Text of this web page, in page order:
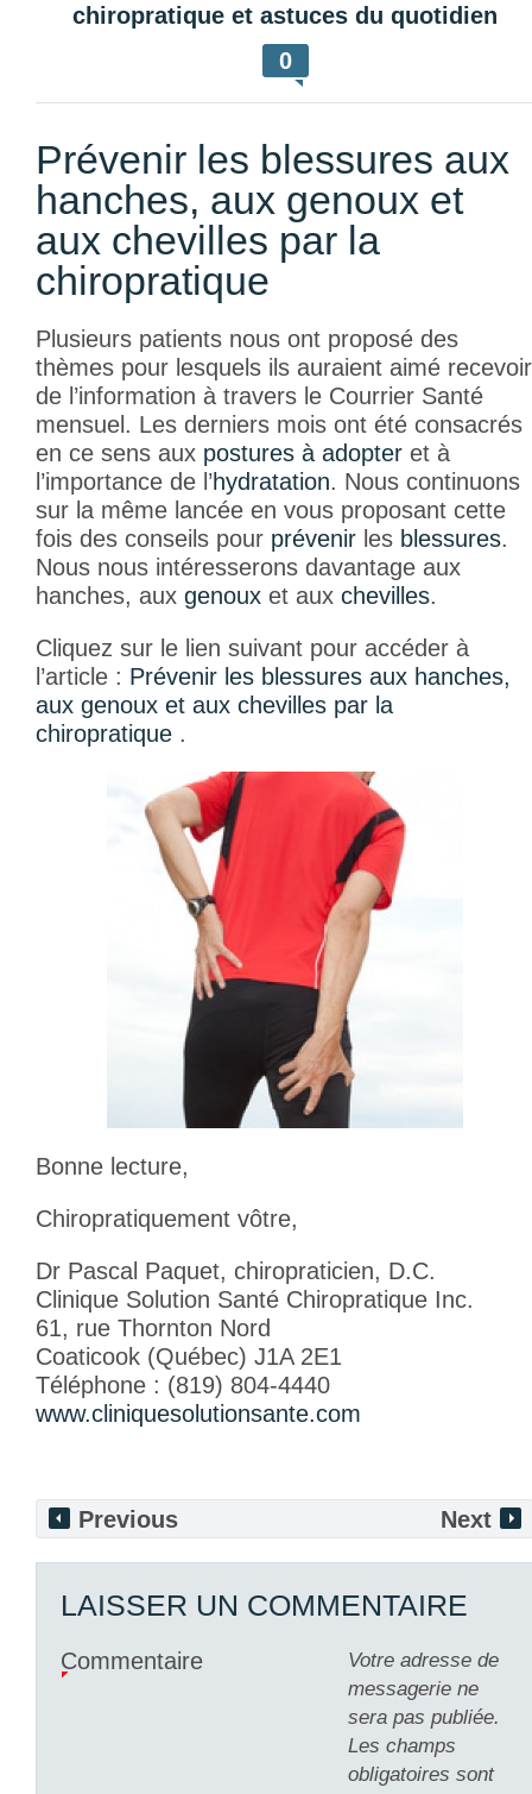
chiropratique et astuces du quotidien
0
Prévenir les blessures aux
hanches, aux genoux et
aux chevilles par la
chiropratique
Plusieurs patients nous ont proposé des
thèmes pour lesquels ils auraient aimé recevoir
de l’information à travers le Courrier Santé
mensuel. Les derniers mois ont été consacrés
en ce sens aux postures à adopter et à
l’importance de l’hydratation. Nous continuons
sur la même lancée en vous proposant cette
fois des conseils pour prévenir les blessures.
Nous nous intéresserons davantage aux
hanches, aux genoux et aux chevilles.
Cliquez sur le lien suivant pour accéder à
l’article : Prévenir les blessures aux hanches,
aux genoux et aux chevilles par la
chiropratique .
Bonne lecture,
Chiropratiquement vôtre,
Dr Pascal Paquet, chiropraticien, D.C.
Clinique Solution Santé Chiropratique Inc.
61, rue Thornton Nord
Coaticook (Québec) J1A 2E1
Téléphone : (819) 804-4440
www.cliniquesolutionsante.com
Previous Next
LAISSER UN COMMENTAIRE
Votre adresse de
messagerie ne
sera pas publiée.
Les champs
obligatoires sont
Commentaire